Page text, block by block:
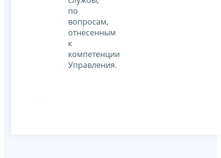
по
вопросам,
отнесенным
к
компетенции
Управления.